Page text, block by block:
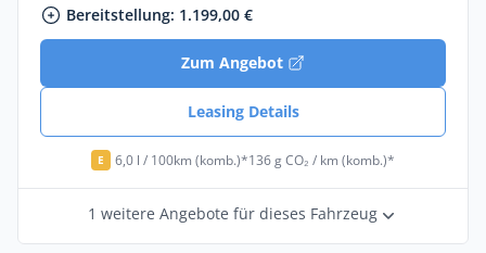
Bereitstellung: 1.199,00 €
Zum Angebot
Leasing Details
E 6,0 l / 100km (komb.)*136 g CO₂ / km (komb.)*
1 weitere Angebote für dieses Fahrzeug